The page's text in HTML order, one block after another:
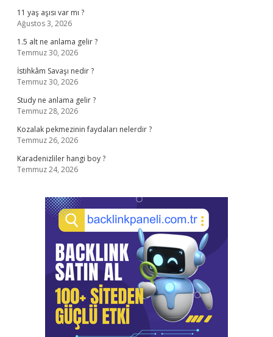
11 yaş aşısı var mı ?
Ağustos 3, 2026
1.5 alt ne anlama gelir ?
Temmuz 30, 2026
İstihkâm Savaşı nedir ?
Temmuz 30, 2026
Study ne anlama gelir ?
Temmuz 28, 2026
Kozalak pekmezinin faydaları nelerdir ?
Temmuz 26, 2026
Karadenizliler hangi boy ?
Temmuz 24, 2026